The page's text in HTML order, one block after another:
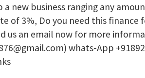
new business ranging any
of 3%, Do you need this finance
us an email now for more
whats-App